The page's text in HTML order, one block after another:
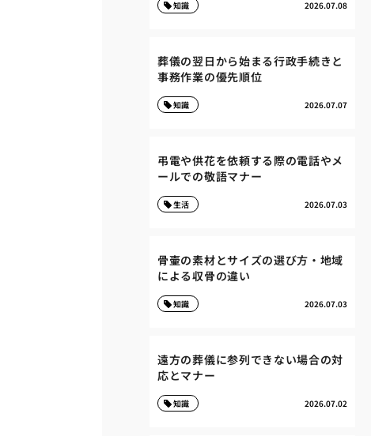
2026.07.08
知識
葬儀の翌日から始まる行政手続きと
事務作業の優先順位
2026.07.07
知識
弔電や供花を依頼する際の電話やメ
ールでの敬語マナー
2026.07.03
生活
骨壷の素材とサイズの選び方・地域
による収骨の違い
2026.07.03
知識
遠方の葬儀に参列できない場合の対
応とマナー
2026.07.02
知識